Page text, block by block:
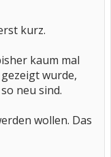
kurz.
kaum mal
wurde,
neu sind.
wollen. Das